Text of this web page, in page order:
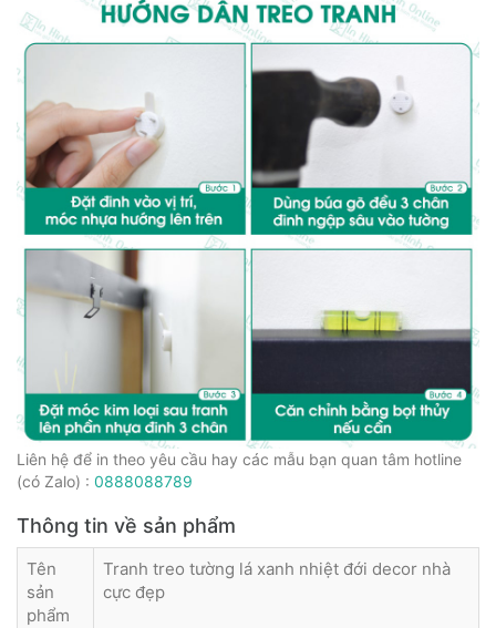
Liên hệ để in theo yêu cầu hay các mẫu bạn quan tâm hotline
(có Zalo) : 0888088789
Thông tin về sản phẩm
Tên
sản
phẩm
Tranh treo tường lá xanh nhiệt đới decor nhà
cực đẹp